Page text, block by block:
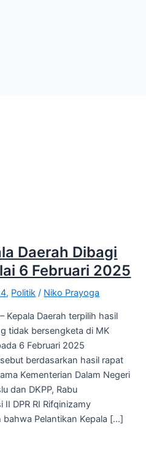
Daerah Dibagi
6 Februari 2025
, Politik / Niko Prayoga
Kepala Daerah terpilih hasil
tidak bersengketa di MK
6 Februari 2025
berdasarkan hasil rapat
Kementerian Dalam Negeri
dan DKPP, Rabu
DPR RI Rifqinizamy
Pelantikan Kepala […]